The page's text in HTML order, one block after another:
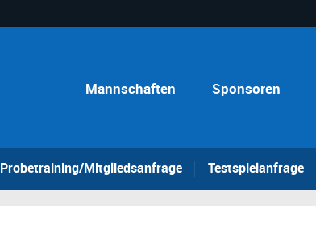
Mannschaften Sponsoren
Probetraining/Mitgliedsanfrage Testspielanfrage